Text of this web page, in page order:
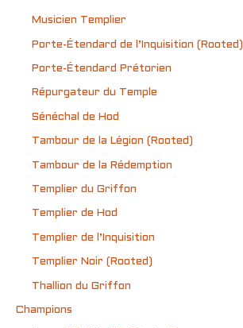
Musicien Templier
Porte-Étendard de l’Inquisition (Rooted)
Porte-Étendard Prétorien
Répurgateur du Temple
Sénéchal de Hod
Tambour de la Légion (Rooted)
Tambour de la Rédemption
Templier du Griffon
Templier de Hod
Templier de l’Inquisition
Templier Noir (Rooted)
Thallion du Griffon
Champions